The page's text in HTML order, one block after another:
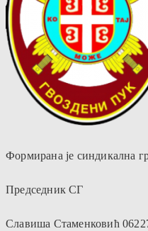
Формирана је синдикална
Председник СГ
Славиша Стаменковић